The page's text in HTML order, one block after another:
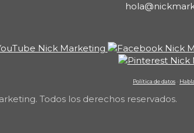
Política de datos -
Todos los derechos reservados.